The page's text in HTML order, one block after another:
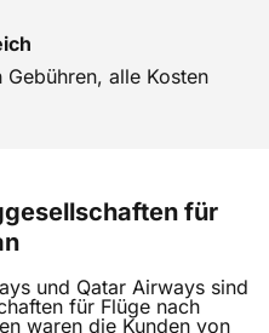
Gebühren, alle Kosten
für
und Qatar Airways sind
für Flüge nach
waren die Kunden von